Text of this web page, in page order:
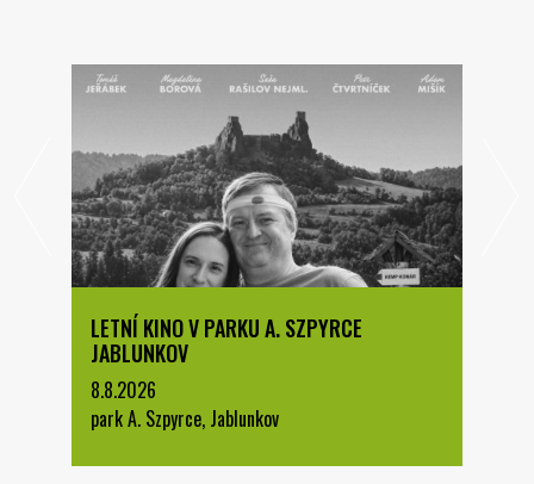
LETNÍ KINO V PARKU A. SZPYRCE
JABLUNKOV
8.8.2026
park A. Szpyrce, Jablunkov